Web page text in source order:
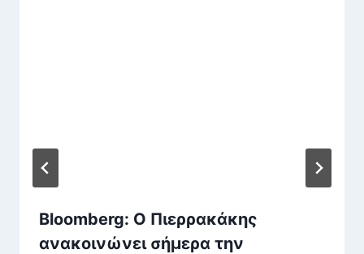
Bloomberg: Ο Πιερρακάκης
ανακοινώνει σήμερα την